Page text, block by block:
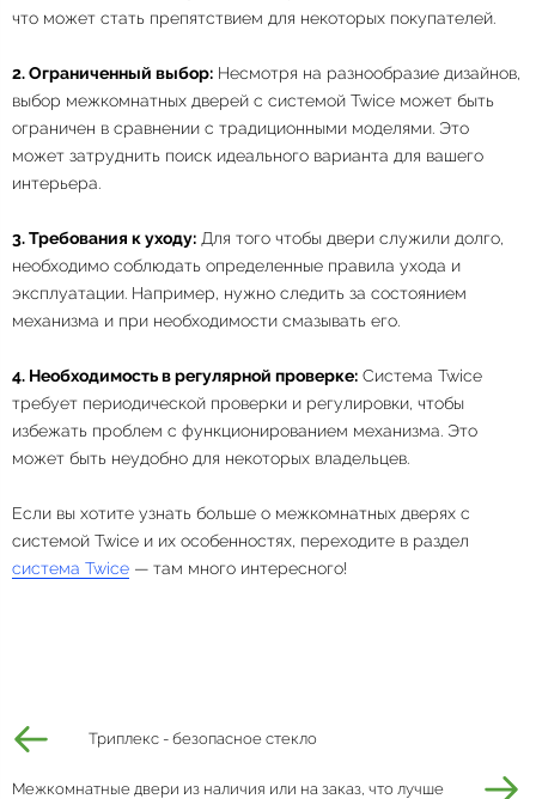
что может стать препятствием для некоторых покупателей.
2. Ограниченный выбор: Несмотря на разнообразие дизайнов,
выбор межкомнатных дверей с системой Twice может быть
ограничен в сравнении с традиционными моделями. Это
может затруднить поиск идеального варианта для вашего
интерьера.
3. Требования к уходу: Для того чтобы двери служили долго,
необходимо соблюдать определенные правила ухода и
эксплуатации. Например, нужно следить за состоянием
механизма и при необходимости смазывать его.
4. Необходимость в регулярной проверке: Система Twice
требует периодической проверки и регулировки, чтобы
избежать проблем с функционированием механизма. Это
может быть неудобно для некоторых владельцев.
Если вы хотите узнать больше о межкомнатных дверях с
системой Twice и их особенностях, переходите в раздел
система Twice — там много интересного!
Триплекс - безопасное стекло
Межкомнатные двери из наличия или на заказ, что лучше